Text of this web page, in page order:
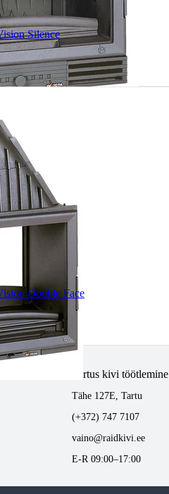
Silence
Double Face
Tartus kivi töötlemine
Tähe 127E, Tartu
(+372) 747 7107
vaino@raidkivi.ee
E-R 09:00–17:00